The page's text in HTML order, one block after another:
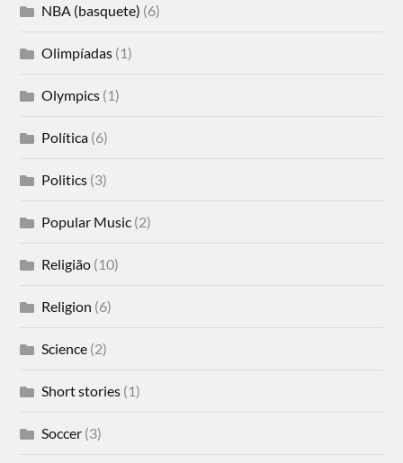
NBA (basquete) (6)
Olimpíadas (1)
Olympics (1)
Política (6)
Politics (3)
Popular Music (2)
Religião (10)
Religion (6)
Science (2)
Short stories (1)
Soccer (3)